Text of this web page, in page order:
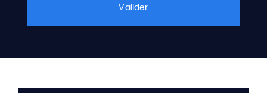
Valider